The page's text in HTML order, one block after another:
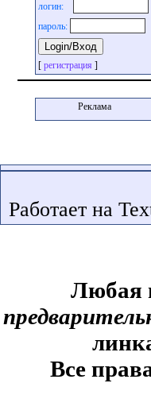
логин:
пароль:
[ регистрация ]
Реклама
Работает на
Любая
Все